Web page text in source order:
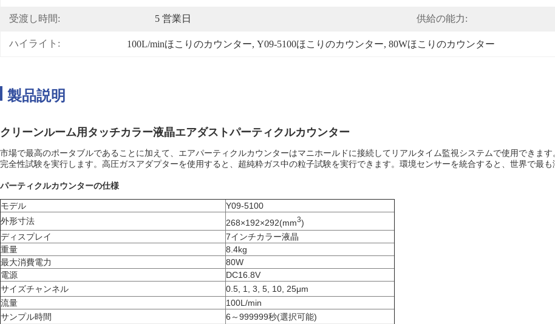
受渡し時間: 5 営業日 供給の能力:
ハイライト: 100L/minほこりのカウンター, Y09-5100ほこりのカウンター, 80Wほこりのカウンター
製品説明
クリーンルーム用タッチカラー液晶エアダストパーティクルカウンター
市場で最高のポータブルであることに加えて、エアパーティクルカウンターはマニホールドに接続してリアルタイム監視システムで使用できま
完全性試験を実行します。高圧ガスアダプターを使用すると、超純粋ガス中の粒子試験を実行できます。環境センサーを統合すると、世界で最
パーティクルカウンターの仕様
モデル
Y09-5100
外形寸法
268×192×292(mm3)
ディスプレイ
7インチカラー液晶
重量
8.4kg
最大消費電力
80W
電源
DC16.8V
サイズチャンネル
0.5, 1 3 5 10, 25μm
流量
100L/min
サンプル時間
6～999999秒(選択可能)